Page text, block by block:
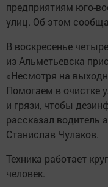
предприятиям юго-
улиц. Об этом
В воскресенье
из Альметьевска
«Несмотря на
Помогаем в очистке
и грязи, чтобы
рассказал водитель
Станислав Чулаков.
Техника работает
человек.